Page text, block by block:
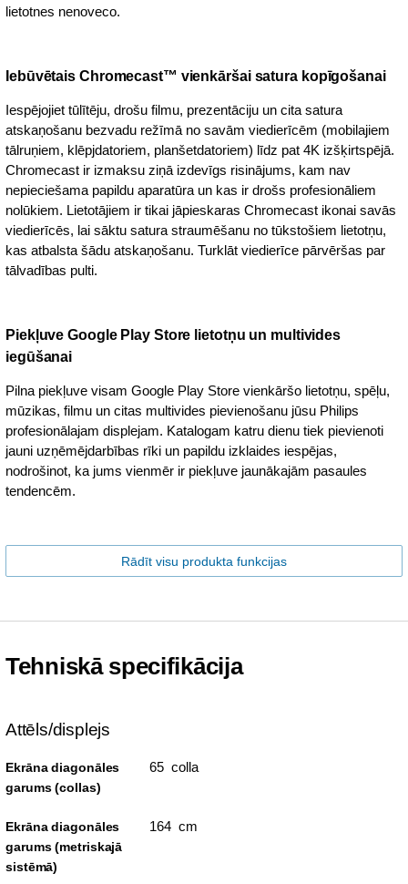
lietotnes nenoveco.
Iebūvētais Chromecast™ vienkāršai satura kopīgošanai
Iespējojiet tūlītēju, drošu filmu, prezentāciju un cita satura
atskaņošanu bezvadu režīmā no savām viedierīcēm (mobilajiem
tālruņiem, klēpjdatoriem, planšetdatoriem) līdz pat 4K izšķirtspējā.
Chromecast ir izmaksu ziņā izdevīgs risinājums, kam nav
nepieciešama papildu aparatūra un kas ir drošs profesionāliem
nolūkiem. Lietotājiem ir tikai jāpieskaras Chromecast ikonai savās
viedierīcēs, lai sāktu satura straumēšanu no tūkstošiem lietotņu,
kas atbalsta šādu atskaņošanu. Turklāt viedierīce pārvēršas par
tālvadības pulti.
Piekļuve Google Play Store lietotņu un multivides
iegūšanai
Pilna piekļuve visam Google Play Store vienkāršo lietotņu, spēļu,
mūzikas, filmu un citas multivides pievienošanu jūsu Philips
profesionālajam displejam. Katalogam katru dienu tiek pievienoti
jauni uzņēmējdarbības rīki un papildu izklaides iespējas,
nodrošinot, ka jums vienmēr ir piekļuve jaunākajām pasaules
tendencēm.
Rādīt visu produkta funkcijas
Tehniskā specifikācija
Attēls/displejs
Ekrāna diagonāles
garums (collas)
65 colla
Ekrāna diagonāles
garums (metriskajā
sistēmā)
164 cm